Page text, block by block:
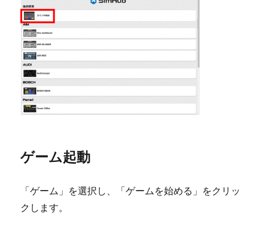
ゲーム起動
「ゲーム」を選択し、「ゲームを始める」をクリッ
クします。